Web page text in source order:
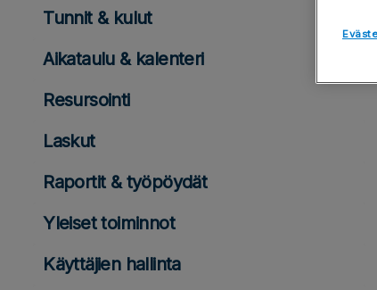
Tunnit & kulut
Aikataulu & kalenteri
Resursointi
Laskut
Raportit & työpöydät
Yleiset toiminnot
Käyttäjien hallinta